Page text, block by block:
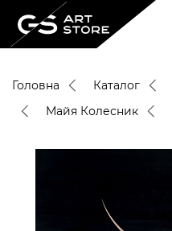
Головна Каталог
Майя Колесник